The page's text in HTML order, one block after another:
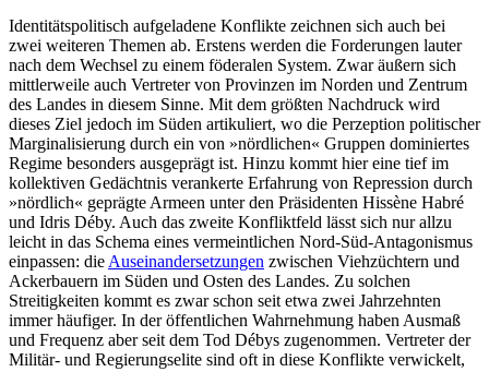
Identitätspolitisch aufgeladene Konflikte zeichnen sich auch bei
zwei weiteren The­men ab. Erstens werden die Forderungen lauter
nach dem Wechsel zu einem födera­len System. Zwar äußern sich
mittlerweile auch Vertreter von Provinzen im Norden und Zentrum
des Landes in diesem Sinne. Mit dem größten Nachdruck wird
dieses Ziel jedoch im Süden artikuliert, wo die Perzeption politischer
Marginalisierung durch ein von »nördlichen« Gruppen domi­niertes
Regime besonders ausgeprägt ist. Hinzu kommt hier eine tief im
kollektiven Gedächtnis verankerte Erfahrung von Re­pression durch
»nördlich« geprägte Armeen unter den Präsidenten Hissène Habré
und Idris Déby. Auch das zweite Konfliktfeld lässt sich nur allzu
leicht in das Schema eines vermeintlichen Nord-Süd-Antagonis­mus
einpassen: dieAuseinandersetzungen zwischen Viehzüchtern und
Ackerbauern im Süden und Osten des Landes. Zu solchen
Streitigkeiten kommt es zwar schon seit etwa zwei Jahrzehnten
immer häufiger. In der öffent­lichen Wahr­nehmung haben Ausmaß
und Frequenz aber seit dem Tod Débys zugenommen. Vertreter der
Militär- und Regierungselite sind oft in diese Kon­flikte verwickelt,